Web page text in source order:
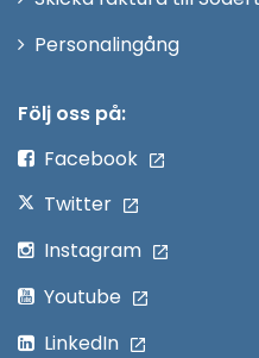
PersonalingångÖppna
Följ oss på:
Facebook
Twitter
Instagram
Youtube
LinkedIn